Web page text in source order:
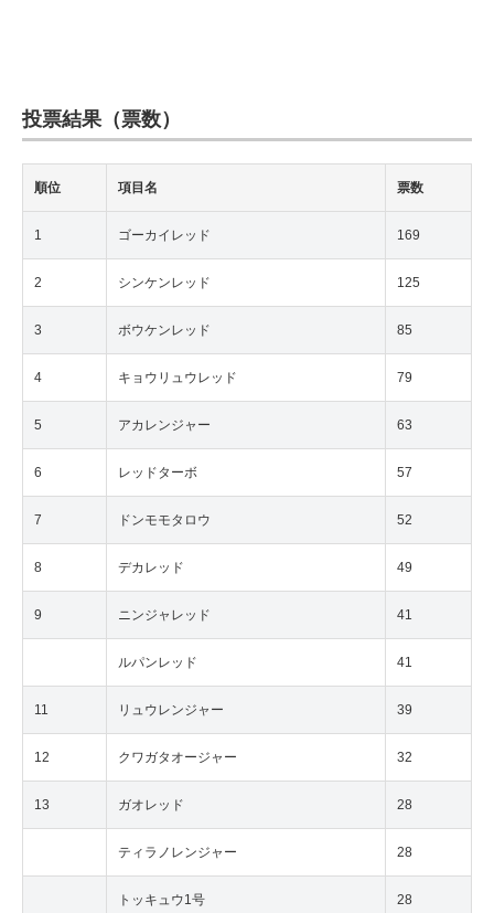
投票結果（票数）
順位 項目名 票数
1 ゴーカイレッド 169
2 シンケンレッド 125
3 ボウケンレッド 85
4 キョウリュウレッド 79
5 アカレンジャー 63
6 レッドターボ 57
7 ドンモモタロウ 52
8 デカレッド 49
9 ニンジャレッド 41
ルパンレッド 41
11 リュウレンジャー 39
12 クワガタオージャー 32
13 ガオレッド 28
ティラノレンジャー 28
トッキュウ1号 28